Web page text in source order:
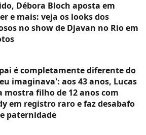
Débora Bloch aposta em
e mais: veja os looks dos
no show de Djavan no Rio em
é completamente diferente do
imaginava': aos 43 anos, Lucas
mostra filho de 12 anos com
em registro raro e faz desabafo
paternidade